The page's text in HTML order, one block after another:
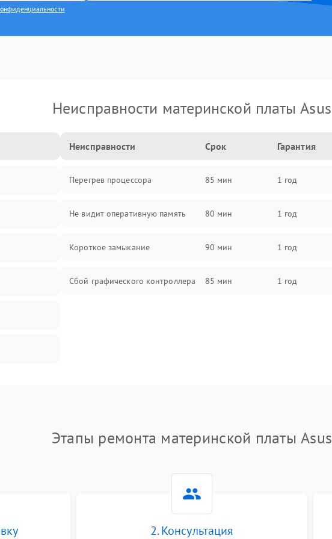
Неисправности материнской платы Asus
Неисправности Срок Гарантия
Перегрев процессора 85 мин 1 год
Не видит оперативную память 80 мин 1 год
Короткое замыкание 90 мин 1 год
Сбой графического контроллера 85 мин 1 год
Этапы ремонта материнской платы Asus
2. Консультация